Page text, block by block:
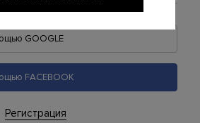
GOOGLE
FACEBOOK
Регистрация